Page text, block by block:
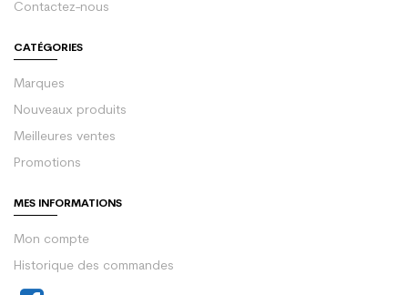
Contactez-nous
CATÉGORIES
Marques
Nouveaux produits
Meilleures ventes
Promotions
MES INFORMATIONS
Mon compte
Historique des commandes